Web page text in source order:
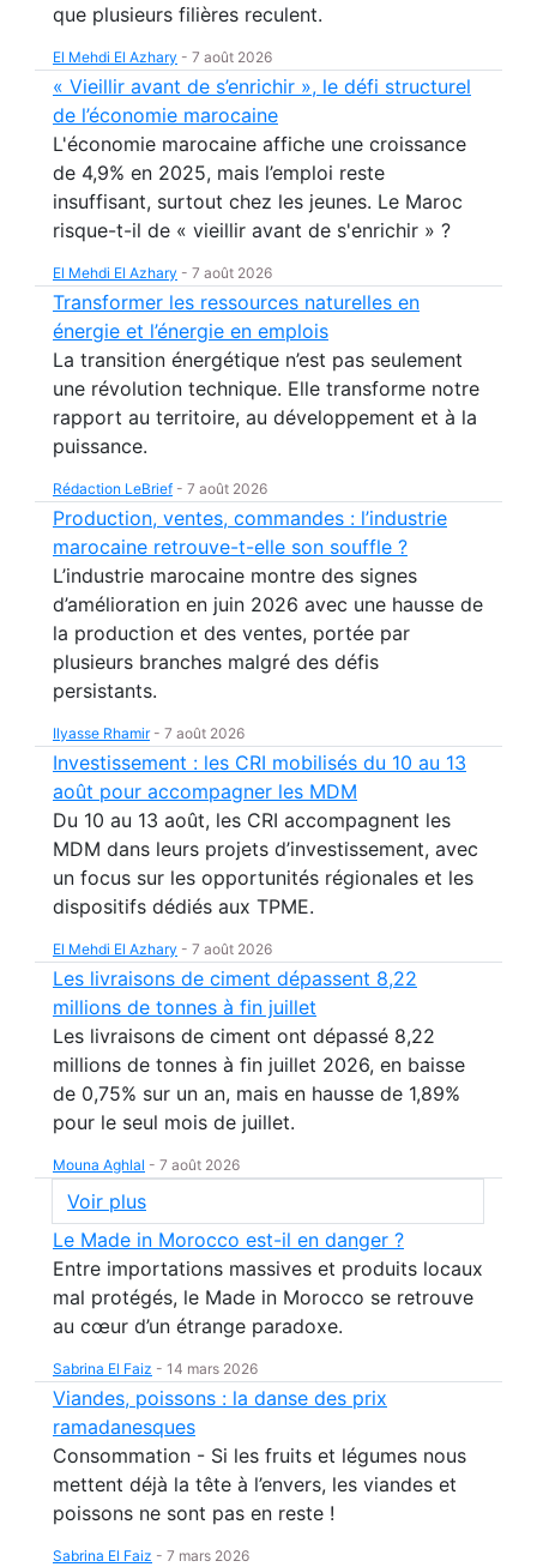
que plusieurs filières reculent.
El Mehdi El Azhary - 7 août 2026
« Vieillir avant de s’enrichir », le défi structurel
de l’économie marocaine
L'économie marocaine affiche une croissance
de 4,9% en 2025, mais l’emploi reste
insuffisant, surtout chez les jeunes. Le Maroc
risque-t-il de « vieillir avant de s'enrichir » ?
El Mehdi El Azhary - 7 août 2026
Transformer les ressources naturelles en
énergie et l’énergie en emplois
La transition énergétique n’est pas seulement
une révolution technique. Elle transforme notre
rapport au territoire, au développement et à la
puissance.
Rédaction LeBrief - 7 août 2026
Production, ventes, commandes : l’industrie
marocaine retrouve-t-elle son souffle ?
L’industrie marocaine montre des signes
d’amélioration en juin 2026 avec une hausse de
la production et des ventes, portée par
plusieurs branches malgré des défis
persistants.
Ilyasse Rhamir- 7 août 2026
Investissement : les CRI mobilisés du 10 au 13
août pour accompagner les MDM
Du 10 au 13 août, les CRI accompagnent les
MDM dans leurs projets d’investissement, avec
un focus sur les opportunités régionales et les
dispositifs dédiés aux TPME.
El Mehdi El Azhary - 7 août 2026
Les livraisons de ciment dépassent 8,22
millions de tonnes à fin juillet
Les livraisons de ciment ont dépassé 8,22
millions de tonnes à fin juillet 2026, en baisse
de 0,75% sur un an, mais en hausse de 1,89%
pour le seul mois de juillet.
Mouna Aghlal - 7 août 2026
Voir plus
Le Made in Morocco est-il en danger ?
Entre importations massives et produits locaux
mal protégés, le Made in Morocco se retrouve
au cœur d’un étrange paradoxe.
Sabrina El Faiz - 14 mars 2026
Viandes, poissons : la danse des prix
ramadanesques
Consommation - Si les fruits et légumes nous
mettent déjà la tête à l’envers, les viandes et
poissons ne sont pas en reste !
Sabrina El Faiz - 7 mars 2026